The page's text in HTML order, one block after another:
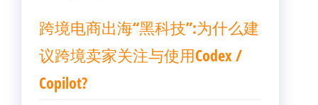
跨境电商出海“黑科技”:为什么建
议跨境卖家关注与使用Codex /
Copilot?